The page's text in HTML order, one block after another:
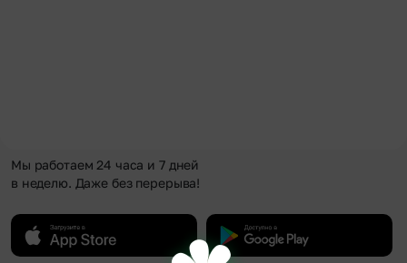
Мы работаем 24 часа и 7 дней
в неделю. Даже без перерыва!